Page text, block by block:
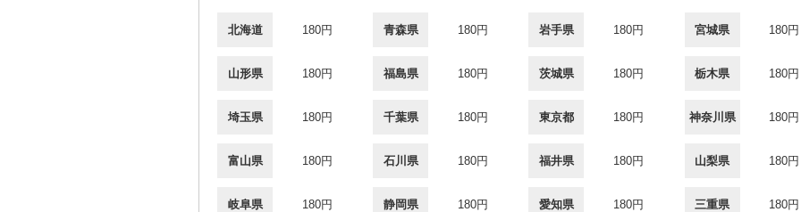
北海道 180円 青森県 180円 岩手県 180円 宮城県 180円
山形県 180円 福島県 180円 茨城県 180円 栃木県 180円
埼玉県 180円 千葉県 180円 東京都 180円 神奈川県 180円
富山県 180円 石川県 180円 福井県 180円 山梨県 180円
岐阜県 180円 静岡県 180円 愛知県 180円 三重県 180円